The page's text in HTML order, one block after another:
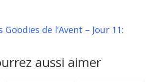
de l’Avent – Jour 11:
aussi aimer